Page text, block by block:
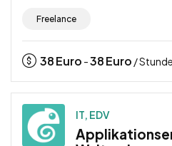
Freelance
38Euro -38Euro / Stunde
IT, EDV